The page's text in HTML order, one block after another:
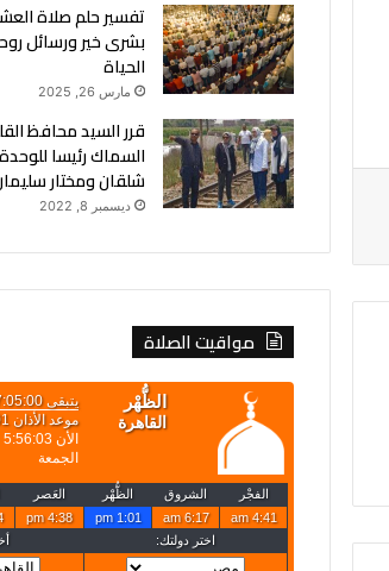
تفسير حلم صلاة
بشرى خير ورسائل
الحياة
مارس 26, 2025
قرر السيد محافظ
السماك رئيسا
شلقان ومختار
ديسمبر 8, 2022
مواقيت الصلاة